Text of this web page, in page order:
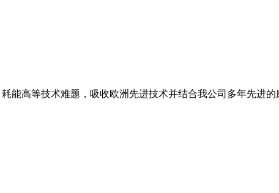
能高等技术难题，吸收欧洲先进技术并结合我公司多年先进